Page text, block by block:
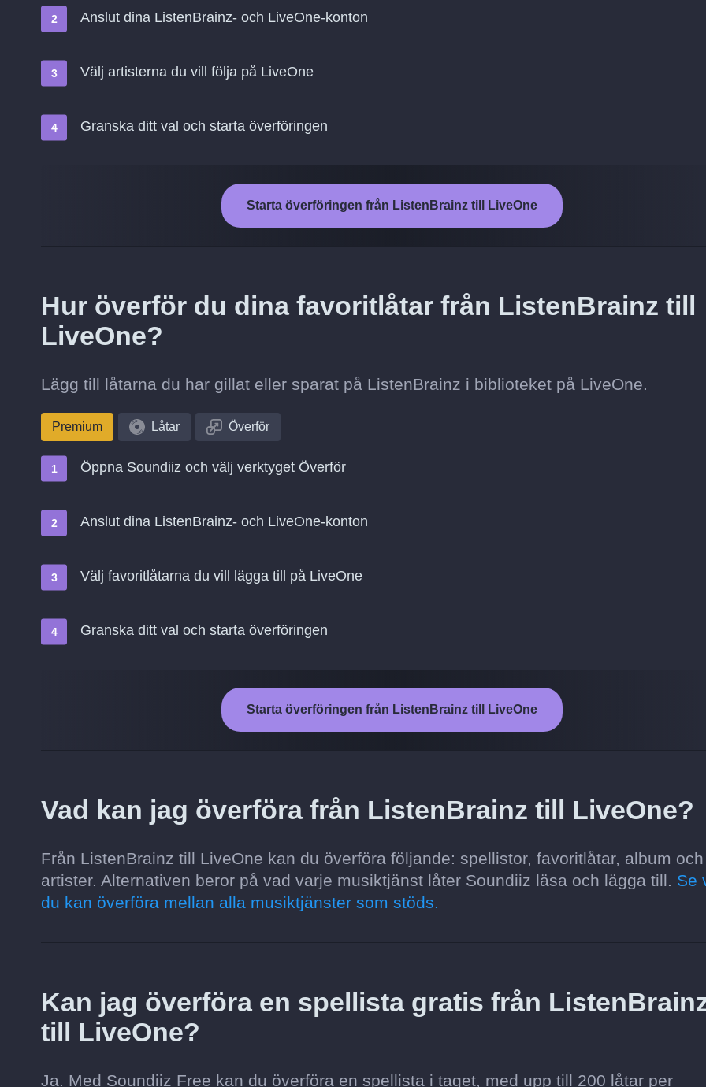
Anslut dina ListenBrainz- och LiveOne-konton
Välj artisterna du vill följa på LiveOne
Granska ditt val och starta överföringen
Starta överföringen från ListenBrainz till LiveOne
Hur överför du dina favoritlåtar från ListenBrainz till
LiveOne?
Lägg till låtarna du har gillat eller sparat på ListenBrainz i biblioteket på LiveOne.
Premium Låtar Överför
Öppna Soundiiz och välj verktyget Överför
Anslut dina ListenBrainz- och LiveOne-konton
Välj favoritlåtarna du vill lägga till på LiveOne
Granska ditt val och starta överföringen
Starta överföringen från ListenBrainz till LiveOne
Vad kan jag överföra från ListenBrainz till LiveOne?
Från ListenBrainz till LiveOne kan du överföra följande: spellistor, favoritlåtar, album och
artister. Alternativen beror på vad varje musiktjänst låter Soundiiz läsa och lägga till. Se
du kan överföra mellan alla musiktjänster som stöds.
Kan jag överföra en spellista gratis från
till LiveOne?
Ja. Med Soundiiz Free kan du överföra en spellista i taget, med upp till 200 låtar per